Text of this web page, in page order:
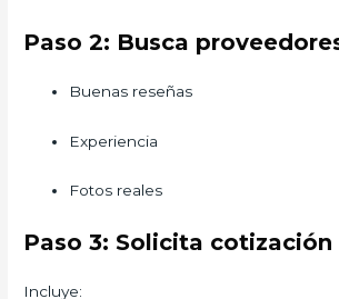
Paso 2: Busca
Buenas reseñas
Experiencia
Fotos reales
Paso 3: Solicita cotización
Incluye: